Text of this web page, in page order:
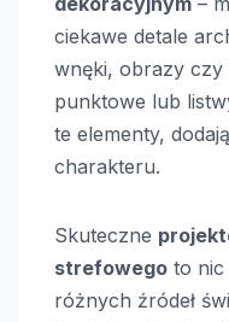
ciekawe detale
wnęki, obrazy czy
punktowe lub
te elementy,
charakteru.
Skuteczne
strefowego to nic
różnych źródeł